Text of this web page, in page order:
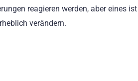
reagieren werden, aber eines ist
verändern.